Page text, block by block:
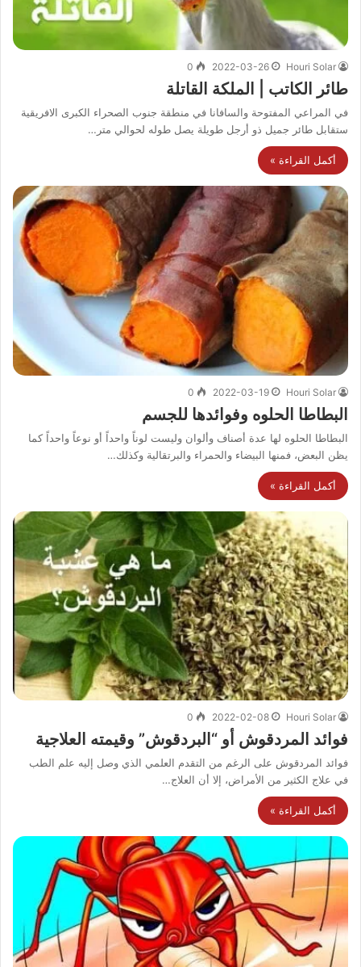
Houri Solar
2022-03-26
0
طائر الكاتب | الملكة القاتلة
في المراعي المفتوحة والسافانا في منطقة جنوب الصحراء الكبرى الافريقية
ستقابل طائر جميل ذو أرجل طويلة يصل طوله لحوالي متر…
أكمل القراءة »
Houri Solar
2022-03-19
0
البطاطا الحلوه وفوائدها للجسم
البطاطا الحلوه لها عدة أصناف وألوان وليست لوناً واحداً أو نوعاً واحداً كما
يظن البعض، فمنها البيضاء والحمراء والبرتقالية وكذلك…
أكمل القراءة »
Houri Solar
2022-02-08
0
فوائد المردقوش أو “البردقوش” وقيمته العلاجية
فوائد المردقوش على الرغم من التقدم العلمي الذي وصل إليه علم الطب
في علاج الكثير من الأمراض، إلا أن العلاج…
أكمل القراءة »